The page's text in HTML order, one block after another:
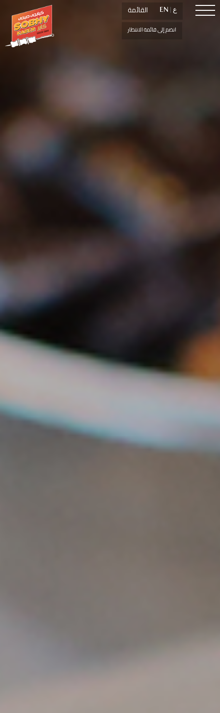
انضم إلى قائمة الانتظار
القائمة EN | ع
انضم إلى قائمة الانتظار
القائمة EN | ع